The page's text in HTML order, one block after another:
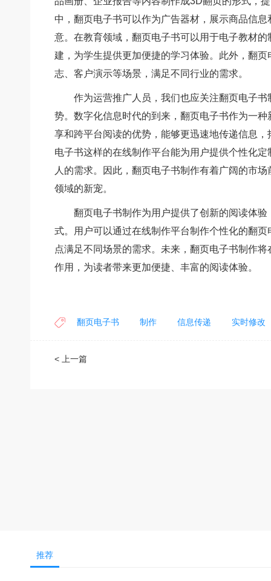
中，翻页电子书可以作为广告器材，展示商品信
意。在教育领域，翻页电子书可以用于电子教材
建，为学生提供更加便捷的学习体验。此外，翻
志、客户演示等场景，满足不同行业的需求。
作为运营推广人员，我们也应关注翻页电子
势。数字化信息时代的到来，翻页电子书作为一
享和跨平台阅读的优势，能够更迅速地传递信息
电子书这样的在线制作平台能为用户提供个性化
人的需求。因此，翻页电子书制作有着广阔的市
领域的新宠。
翻页电子书制作为用户提供了创新的阅读体
式。用户可以通过在线制作平台制作个性化的翻
点满足不同场景的需求。未来，翻页电子书制作
作用，为读者带来更加便捷、丰富的阅读体验。
翻页电子书 制作 信息传递 实时修改
< 上一篇
推荐